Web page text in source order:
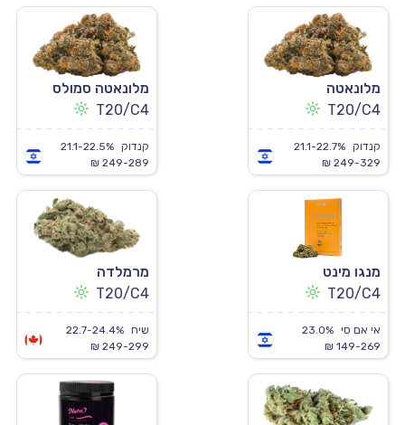
מלונאטה
T20/C4
קנדוק
21.1-22.7%
249-329 ₪
מלונאטה סמולס
T20/C4
קנדוק
21.1-22.5%
249-289 ₪
מנגו מינט
T20/C4
אי אם סי
23.0%
149-269 ₪
מרמלדה
T20/C4
שיח
22.7-24.4%
249-299 ₪